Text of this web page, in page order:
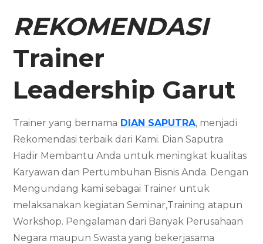
REKOMENDASI
Trainer
Leadership Garut
Trainer yang bernama DIAN SAPUTRA, menjadi
Rekomendasi terbaik dari Kami. Dian Saputra
Hadir Membantu Anda untuk meningkat kualitas
Karyawan dan Pertumbuhan Bisnis Anda. Dengan
Mengundang kami sebagai Trainer untuk
melaksanakan kegiatan Seminar,Training atapun
Workshop. Pengalaman dari Banyak Perusahaan
Negara maupun Swasta yang bekerjasama